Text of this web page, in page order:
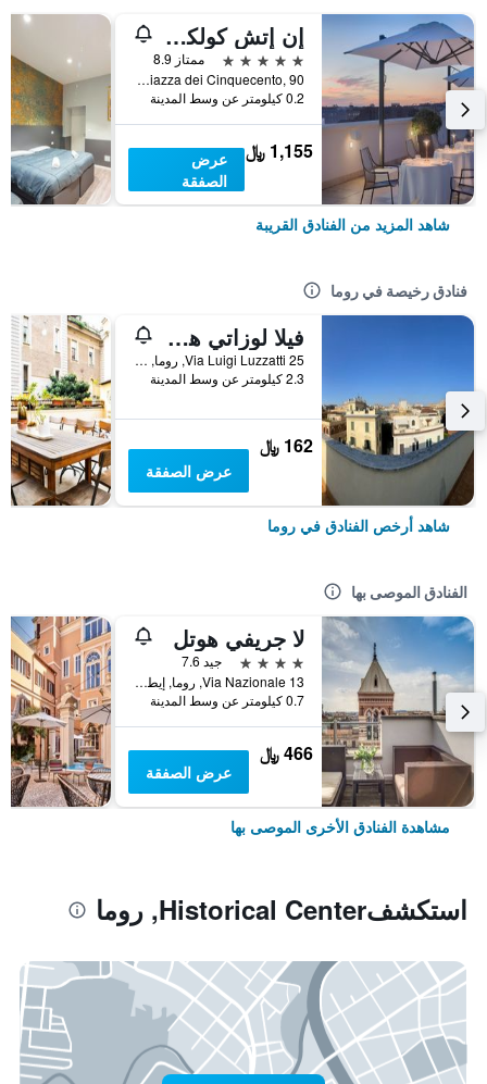
إن إتش كولكشن بالاتسو سينكويتشينتو
5 نجوم
ممتاز 8.9
Piazza dei Cinquecento, 90, روما, إيطاليا
0.2 كيلومتر عن وسط المدينة
1,155 ﷼
عرض
الصفقة
شاهد المزيد من الفنادق القريبة
فنادق رخيصة في روما
فيلا لوزاتي هوستل
25 Via Luigi Luzzatti, روما, إيطاليا
2.3 كيلومتر عن وسط المدينة
162 ﷼
عرض الصفقة
شاهد أرخص الفنادق في روما
الفنادق الموصى بها
لا جريفي هوتل
4 نجوم
جيد 7.6
Via Nazionale 13, روما, إيطاليا
0.7 كيلومتر عن وسط المدينة
466 ﷼
عرض الصفقة
مشاهدة الفنادق الأخرى الموصى بها
استكشفHistorical Center, روما